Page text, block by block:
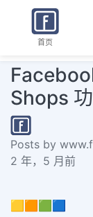
首页
Shops
Posts by
2 年，5 月前
🟨🟧🟩🟦